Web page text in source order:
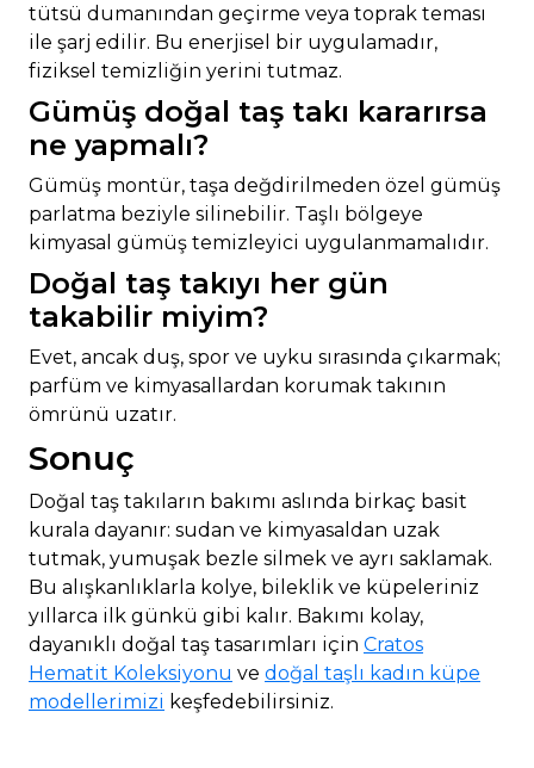
tütsü dumanından geçirme veya toprak teması
ile şarj edilir. Bu enerjisel bir uygulamadır,
fiziksel temizliğin yerini tutmaz.
Gümüş doğal taş takı kararırsa
ne yapmalı?
Gümüş montür, taşa değdirilmeden özel gümüş
parlatma beziyle silinebilir. Taşlı bölgeye
kimyasal gümüş temizleyici uygulanmamalıdır.
Doğal taş takıyı her gün
takabilir miyim?
Evet, ancak duş, spor ve uyku sırasında çıkarmak;
parfüm ve kimyasallardan korumak takının
ömrünü uzatır.
Sonuç
Doğal taş takıların bakımı aslında birkaç basit
kurala dayanır: sudan ve kimyasaldan uzak
tutmak, yumuşak bezle silmek ve ayrı saklamak.
Bu alışkanlıklarla kolye, bileklik ve küpeleriniz
yıllarca ilk günkü gibi kalır. Bakımı kolay,
dayanıklı doğal taş tasarımları için Cratos
Hematit Koleksiyonu ve doğal taşlı kadın küpe
modellerimizi keşfedebilirsiniz.